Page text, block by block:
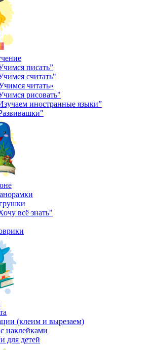
писать”
считать"
читать»
рисовать"
иностранные языки”
всё знать"
(клеим и вырезаем)
наклейками
для детей